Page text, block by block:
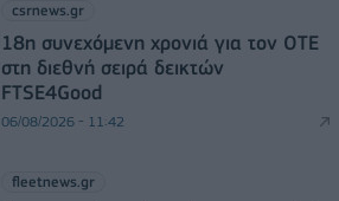
csrnews.gr
18η συνεχόμενη χρονιά για τον ΟΤΕ
στη διεθνή σειρά δεικτών
FTSE4Good
06/08/2026 - 11:42
fleetnews.gr